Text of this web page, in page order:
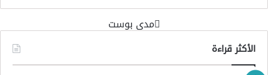
‏مدى بوست‏
الأكثر قراءة